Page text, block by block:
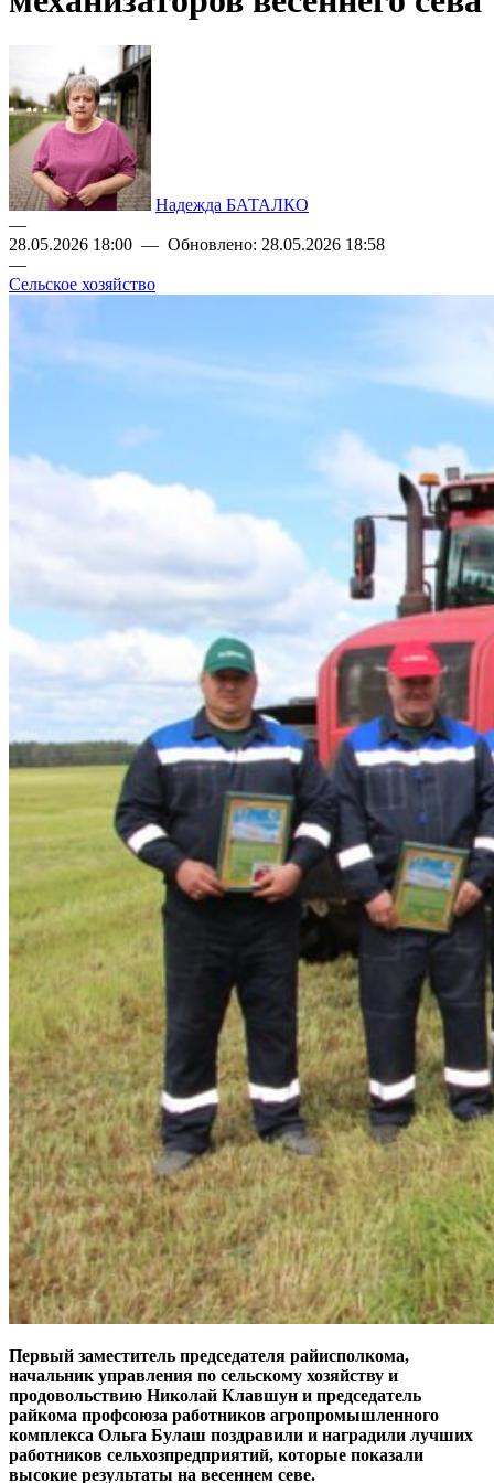
Надежда БАТАЛКО
—
28.05.2026 18:00 — Обновлено: 28.05.2026 18:58
—
Сельское хозяйство
Первый заместитель председателя райисполкома,
начальник управления по сельскому хозяйству и
продовольствию Николай Клавшун и председатель
райкома профсоюза работников агропромышленного
комплекса Ольга Булаш поздравили и наградили лучших
работников сельхозпредприятий, которые показали
высокие результаты на весеннем севе.